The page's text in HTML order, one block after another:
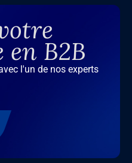
en B2B
l'un de nos experts